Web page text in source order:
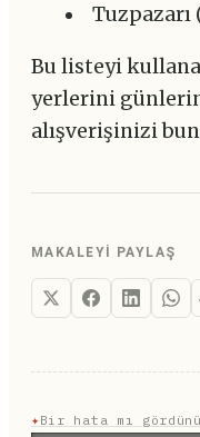
Tuzpazarı
Bu listeyi
yerlerini
alışverişinizi
MAKALEYI PAYLAŞ
✦Bir hata mı